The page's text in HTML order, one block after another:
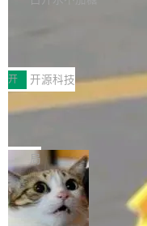
常维护操作，并完整支持
村国家自主创新示范区会
由中关村智联软件服务业
“智构可信·质创未来——AI
式”为主题，直面AI从实
的核心质量命题。会上，
工具选型手册》发布，
nt智能测试系统入选AI测
O而言，这提示了一个转
开 开源科技
让非法状态不可表示：
有一种东西，一旦用过就
eev 管它叫"软件设计的
鲜——代数数据类型（
（sum type）。但他说清
型系统的学术体操，是日
局
Cloudflare 开源内部企
dflare OS
Cloudflare 发布了一个开